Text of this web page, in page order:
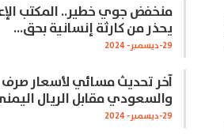
منخفض جوي خطير.. المكتب
يحذر من كارثة إنسانية بحق…
29-ديسمبر- 2024
آخر تحديث مسائي لأسعار صرف
والسعودي مقابل الريال
29-ديسمبر- 2024